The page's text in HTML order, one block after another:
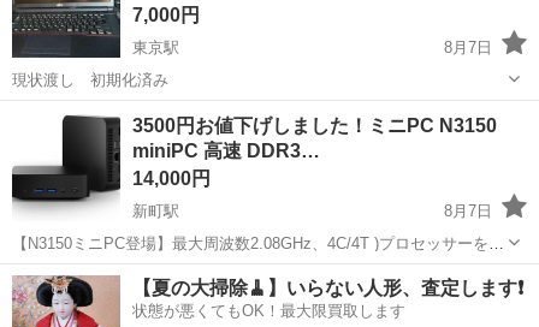
7,000円
東京駅
8月7日
現状渡し 初期化済み
さいたま市 東京駅 デスクトップパソコン
3500円お値下げしました！ミニPC N3150
miniPC 高速 DDR3…
14,000円
新町駅
8月7日
【N3150ミニPC登場】最大周波数2.08GHz、4C/4T )プロセッサーを内
蔵しており、メモリ/ストレージは8高性能及び小型体積兼備の新型ミ
ニパソコンが登場。オンラインショッピング、ブログ閲覧SNS 文章作
成表計算、動...
埼玉 児玉郡 新町駅 デスクトップパソコン VESA
【夏の大掃除🧹】いらない人形、査定します❗️
状態が悪くてもOK！最大限買取します